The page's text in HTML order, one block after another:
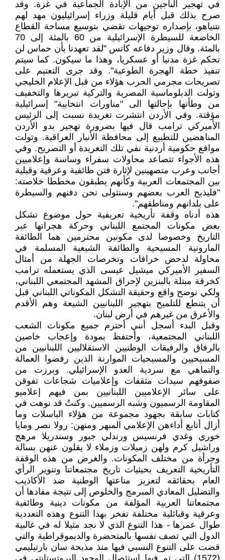
في تهجير الناجين من الإبادة الجماعية في غزة. وقد
صرح بذلك قبل أيام قليلة وزراء إسرائيليون مهد لهم
نتنياهو، بإصداره توجيهات تقضي بتوسيع مساحة القطاع
الخاضعة للسيطرة الإسرائيلية من 60 بالمئة إلى 70
بالمئة. وقال وزير دفاعه كاتس "لقد تعهدنا بأن حماس لن
تحكم غزة مدنيا أو عسكريا، وهذا ما سيكون. كما سيتم
تنفيذ خطة الهجرة الطوعية". وقد جرى التعتيم على
تصريحات مجرمي الحرب هؤلاء من قبل الإعلام الخليجي
وتولت الدبلوماسية المصرية والتركية تبريرها والتخفيف
من وطأتها بإحالتها الى "مناورات انتخابية" إسرائيلية
مؤقتة. وفي الأردن انتشرت تغريدة نسبت إلى الرئيس
الأميركي ترامب قال فيها بضرورة تهجير بدو الأردن
المناهضين للتطبيع إلى محافظة الأنبار العراقية. وتولت
مواقع حكومية أردنية نفي تلك التغريدة أو التصريح. وفي
هذه الأجواء تتصاعد محاولات سفراء وساسة وإعلاميين
أجانب وعرب متصهينين لإثارة فتن طائفية وعرقية وقبلية
بين المجتمعات العربية وكأنهم يطبقون مخططا خلاصته:
"فليذبح العرب بعضهم وسنتولى نحن دفنهم والسيطرة
على بلدانهم ومناطقهم".
هذه أدناه وقفة تأريخية تعريفية حول موضوع تشكل
بعض مكونات المجتمع اللبناني وحركة هجراتها عبر
التاريخ وخصوصا لدى مكونين محترمين هما الطائفة
المارونية المسيحية والطائفة الشيعية المسلمة في
محاولة لدحض خرافات وتخرصات الجهلة من أمثال
السفير الأميركي ميشيل عيسى الذي يستعمله ترامب
كخرقة مبتلة بالبنزين لإحراق المشهد المجتمعي اللبناني،
ولكي نوضح واقع وحقيقة التشكل المكوناتي اللبناني قبل
أن يتنطع للتلميح بتهجير اللبنانيين الشيعة وهم الأقدم
والأعرق من غيرهم في أرض لبنان.
وقبل البدء أسجل أنني أحترم جميع مكونات الشعب
اللبناني المجتمعية، وأحتفظ بمودة وإعجاب خاصين
بالرفاق والرفيقات الوطنيين الاستقلاليين اللبنانيين من
المسيحيين والمسيحيات الموارنة الذين رفضوا العمالة
والتماهي مع سردية العدو الإسرائيلي. وبرزت من
صفوفهم سيدات مثقفات وإعلاميات شجاعات تفوقن
على سائر الإعلاميين اللبنانيين بمن فيهم إعلاميو
المقاومة الرسميون وشبه الرسميين. وكنتُ قد نوهت في
كتابات سابقة بجهود مجموعة من هؤلاء الباسلات وما
أزال أتابع أداءهن الإعلامي المبهر ومنهن: رولا نصر ومايا
خوري وغدي فرنسيس ورندلي جبور وسندريلا مرهج
وراشيل كرم ولهن زميلات وزملاء لا يقلون عنهن بسالة
وجرأة من مختلف المكونات. والغرض من هذه الوقفة
التأريخية التعريف بحيثيات تاريخ مجتمعاتنا وتنوير الرأي
العام بحقائقه لتعزيز مناعتها الوطنية ضد الأكاذيب
والتضليل المعادي المبرمج والخلوص إلى نتيجة مفادها أن
مجتمعاتنا العربية المؤلفة من مكونات دينية وطائفية
وعرقية وقبائلية مختلفة تفخر بهذا التنوع وهذه التعددية
طوال عمرها - هذا التنوع الذي لا نجد مثيلا له في غالبية
الدول التي تصف نفسها بالمتحضرة والديموقراطية والتي
قضت على التنوع النسبي فيها منذ مذبحة سان بارتيليمي